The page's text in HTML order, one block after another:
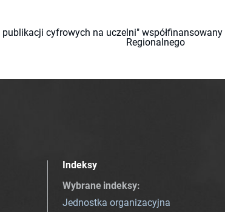
cyfrowych na uczelni"
Regionalnego
Indeksy
Wybrane indeksy:
Jednostka organizacyjna